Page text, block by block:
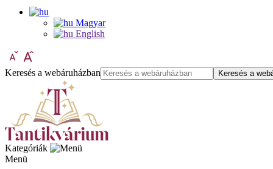
Magyar
English
Keresés a webáruházban Keresés a
Kategóriák
Menü